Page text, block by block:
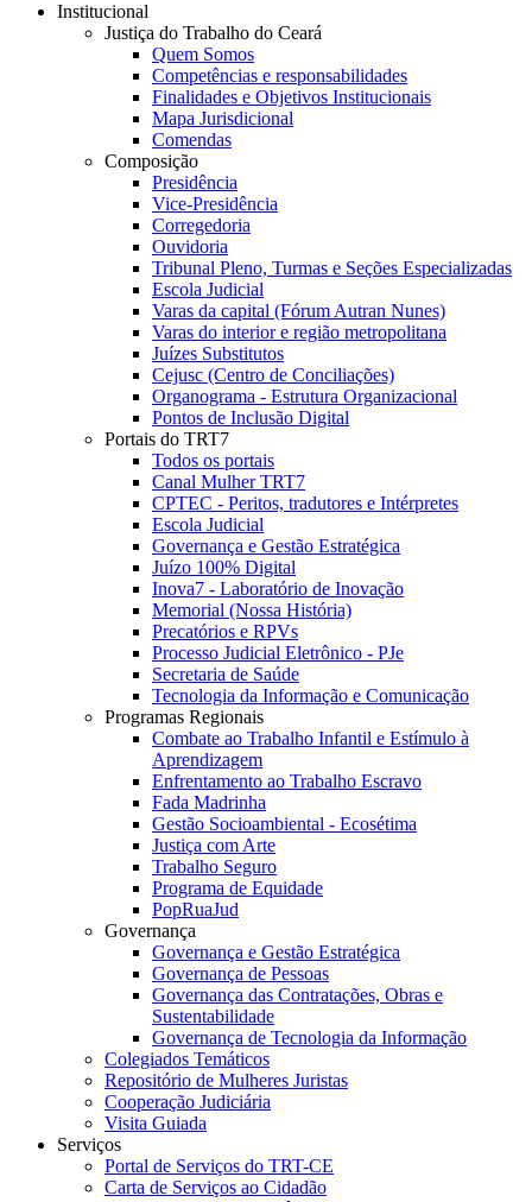
Institucional
Justiça do Trabalho do Ceará
Quem Somos
Competências e responsabilidades
Finalidades e Objetivos Institucionais
Mapa Jurisdicional
Comendas
Composição
Presidência
Vice-Presidência
Corregedoria
Ouvidoria
Tribunal Pleno, Turmas e Seções Especializadas
Escola Judicial
Varas da capital (Fórum Autran Nunes)
Varas do interior e região metropolitana
Juízes Substitutos
Cejusc (Centro de Conciliações)
Organograma - Estrutura Organizacional
Pontos de Inclusão Digital
Portais do TRT7
Todos os portais
Canal Mulher TRT7
CPTEC - Peritos, tradutores e Intérpretes
Escola Judicial
Governança e Gestão Estratégica
Juízo 100% Digital
Inova7 - Laboratório de Inovação
Memorial (Nossa História)
Precatórios e RPVs
Processo Judicial Eletrônico - PJe
Secretaria de Saúde
Tecnologia da Informação e Comunicação
Programas Regionais
Combate ao Trabalho Infantil e Estímulo à
Aprendizagem
Enfrentamento ao Trabalho Escravo
Fada Madrinha
Gestão Socioambiental - Ecosétima
Justiça com Arte
Trabalho Seguro
Programa de Equidade
PopRuaJud
Governança
Governança e Gestão Estratégica
Governança de Pessoas
Governança das Contratações, Obras e
Sustentabilidade
Governança de Tecnologia da Informação
Colegiados Temáticos
Repositório de Mulheres Juristas
Cooperação Judiciária
Visita Guiada
Serviços
Portal de Serviços do TRT-CE
Carta de Serviços ao Cidadão